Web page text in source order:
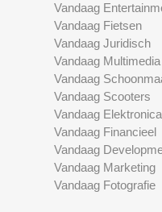
Vandaag
Vandaag Fietsen
Vandaag Juridisch
Vandaag Multimedia
Vandaag
Vandaag Scooters
Vandaag Elektronica
Vandaag Financieel
Vandaag
Vandaag Marketing
Vandaag Fotografie